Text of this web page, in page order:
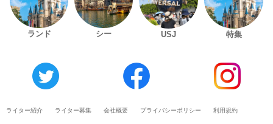
ランド シー USJ 特集
ライター紹介 ライター募集 会社概要 プライバシーポリシー 利用規約